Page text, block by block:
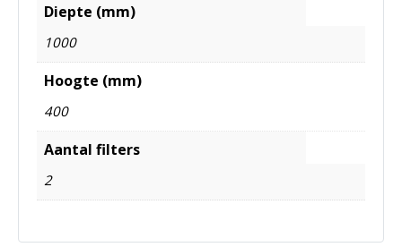
Diepte (mm)
1000
Hoogte (mm)
400
Aantal filters
2